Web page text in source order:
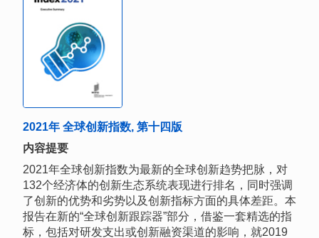
2021年 全球创新指数, 第十四版
内容提要
2021年全球创新指数为最新的全球创新趋势把脉，对
132个经济体的创新生态系统表现进行排名，同时强调
了创新的优势和劣势以及创新指标方面的具体差距。本
报告在新的“全球创新跟踪器”部分，借鉴一套精选的指
标，包括对研发支出或创新融资渠道的影响，就2019